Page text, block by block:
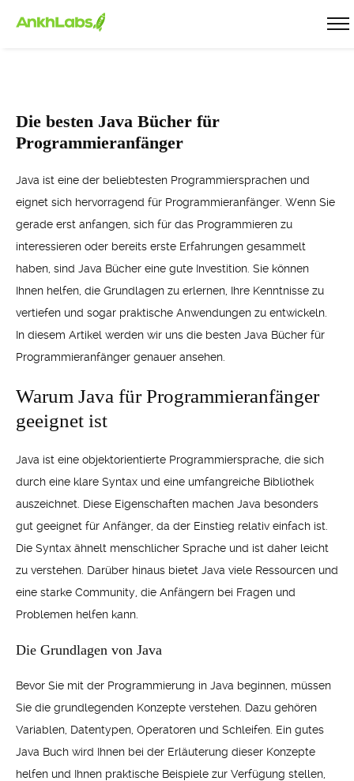
Die besten Java Bücher für
Programmieranfänger
Java ist eine der beliebtesten Programmiersprachen und
eignet sich hervorragend für Programmieranfänger. Wenn Sie
gerade erst anfangen, sich für das Programmieren zu
interessieren oder bereits erste Erfahrungen gesammelt
haben, sind Java Bücher eine gute Investition. Sie können
Ihnen helfen, die Grundlagen zu erlernen, Ihre Kenntnisse zu
vertiefen und sogar praktische Anwendungen zu entwickeln.
In diesem Artikel werden wir uns die besten Java Bücher für
Programmieranfänger genauer ansehen.
Warum Java für Programmieranfänger
geeignet ist
Java ist eine objektorientierte Programmiersprache, die sich
durch eine klare Syntax und eine umfangreiche Bibliothek
auszeichnet. Diese Eigenschaften machen Java besonders
gut geeignet für Anfänger, da der Einstieg relativ einfach ist.
Die Syntax ähnelt menschlicher Sprache und ist daher leicht
zu verstehen. Darüber hinaus bietet Java viele Ressourcen und
eine starke Community, die Anfängern bei Fragen und
Problemen helfen kann.
Die Grundlagen von Java
Bevor Sie mit der Programmierung in Java beginnen, müssen
Sie die grundlegenden Konzepte verstehen. Dazu gehören
Variablen, Datentypen, Operatoren und Schleifen. Ein gutes
Java Buch wird Ihnen bei der Erläuterung dieser Konzepte
helfen und Ihnen praktische Beispiele zur Verfügung stellen,